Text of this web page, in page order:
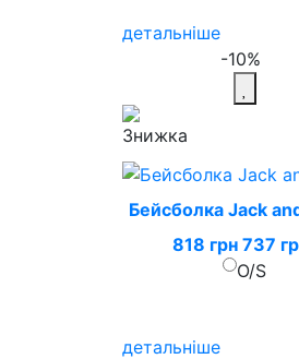
детальніше
-10%
Бейсболка Jack
818 грн 737
O/S
детальніше